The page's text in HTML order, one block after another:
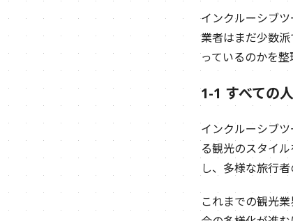
インクルーシブ
業者はまだ少数
っているのかを整
1-1 すべての
インクルーシブ
る観光のスタイ
し、多様な旅行
これまでの観光